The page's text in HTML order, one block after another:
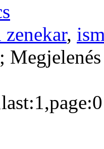
,
;